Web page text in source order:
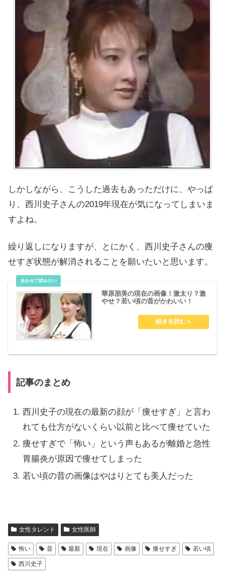
しかしながら、こうした過去もあっただけに、やっぱ
り、西川史子さんの2019年現在が気になってしまいま
すよね。
繰り返しになりますが、とにかく、西川史子さんの痩
せすぎ状態が解消されることを願いたいと思います。
華原朋美の現在の画像！激太り？激
やせ？若い頃の昔がかわいい！
記事のまとめ
西川史子の現在の最新の顔が「痩せすぎ」と言わ
れても仕方がないくらい以前と比べて痩せていた
痩せすぎで「怖い」という声もあるが離婚と急性
胃腸炎が原因で痩せてしまった
若い頃の昔の画像はやはりとても美人だった
女性タレント 女性医師
怖い 昔 最新 現在 画像 痩せすぎ 若い頃
西川史子